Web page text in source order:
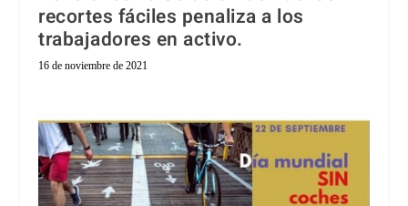
recortes fáciles penaliza a los
trabajadores en activo.
16 de noviembre de 2021